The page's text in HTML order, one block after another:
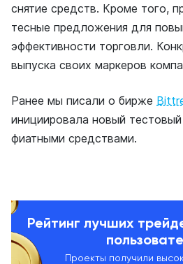
снятие средств. Кроме того,
тесные предложения для
эффективности торговли.
выпуска своих маркеров
Ранее мы писали о бирже
инициировала новый
фиатными средствами.
Рейтинг лучших
Проекты получили